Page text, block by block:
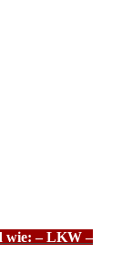
wie: – LKW –